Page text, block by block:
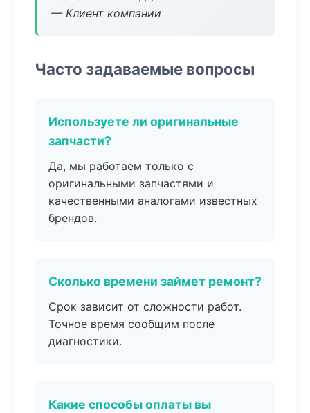
— Клиент компании
Часто задаваемые вопросы
Используете ли оригинальные
запчасти?
Да, мы работаем только с
оригинальными запчастями и
качественными аналогами известных
брендов.
Сколько времени займет ремонт?
Срок зависит от сложности работ.
Точное время сообщим после
диагностики.
Какие способы оплаты вы